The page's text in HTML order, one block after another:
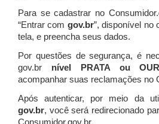
Para se cadastrar no
“Entrar com gov.br”, disponível no
tela, e preencha seus dados.
Por questões de segurança, é
gov.br nível PRATA ou
acompanhar suas reclamações no
Após autenticar, por meio da
gov.br, você será redirecionado